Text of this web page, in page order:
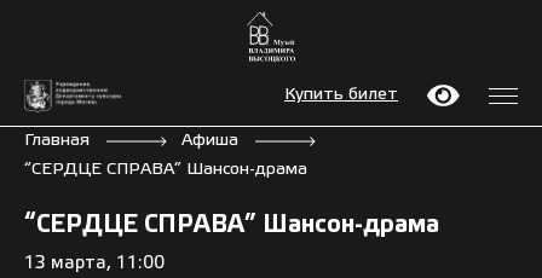
Купить билет
Главная
Афиша
“СЕРДЦЕ СПРАВА” Шансон-драма
“СЕРДЦЕ СПРАВА” Шансон-драма
13 марта, 11:00